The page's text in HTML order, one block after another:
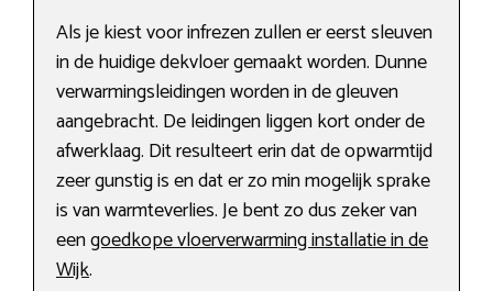
Als je kiest voor infrezen zullen er eerst sleuven
in de huidige dekvloer gemaakt worden. Dunne
verwarmingsleidingen worden in de gleuven
aangebracht. De leidingen liggen kort onder de
afwerklaag. Dit resulteert erin dat de opwarmtijd
zeer gunstig is en dat er zo min mogelijk sprake
is van warmteverlies. Je bent zo dus zeker van
eengoedkope vloerverwarming installatie in de
Wijk.